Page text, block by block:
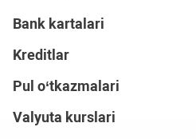
Bank kartalari
Kreditlar
Pul o‘tkazmalari
Valyuta kurslari